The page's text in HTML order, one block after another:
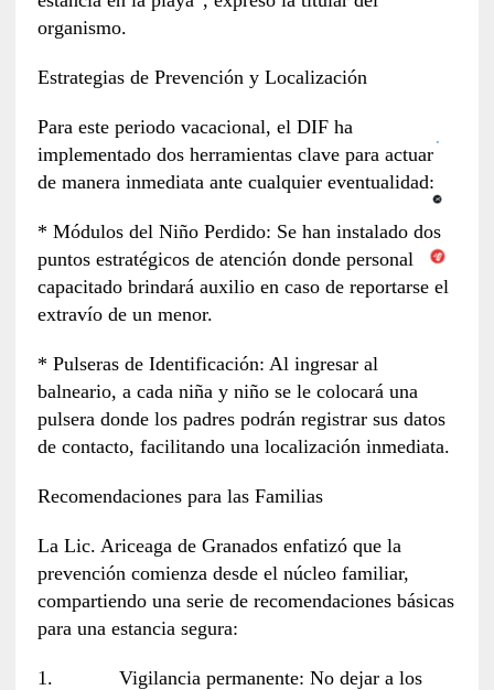
organismo.
Estrategias de Prevención y Localización
Para este periodo vacacional, el DIF ha
implementado dos herramientas clave para actuar
de manera inmediata ante cualquier eventualidad:
* Módulos del Niño Perdido: Se han instalado dos
puntos estratégicos de atención donde personal
capacitado brindará auxilio en caso de reportarse el
extravío de un menor.
* Pulseras de Identificación: Al ingresar al
balneario, a cada niña y niño se le colocará una
pulsera donde los padres podrán registrar sus datos
de contacto, facilitando una localización inmediata.
Recomendaciones para las Familias
La Lic. Ariceaga de Granados enfatizó que la
prevención comienza desde el núcleo familiar,
compartiendo una serie de recomendaciones básicas
para una estancia segura:
1. Vigilancia permanente: No dejar a los